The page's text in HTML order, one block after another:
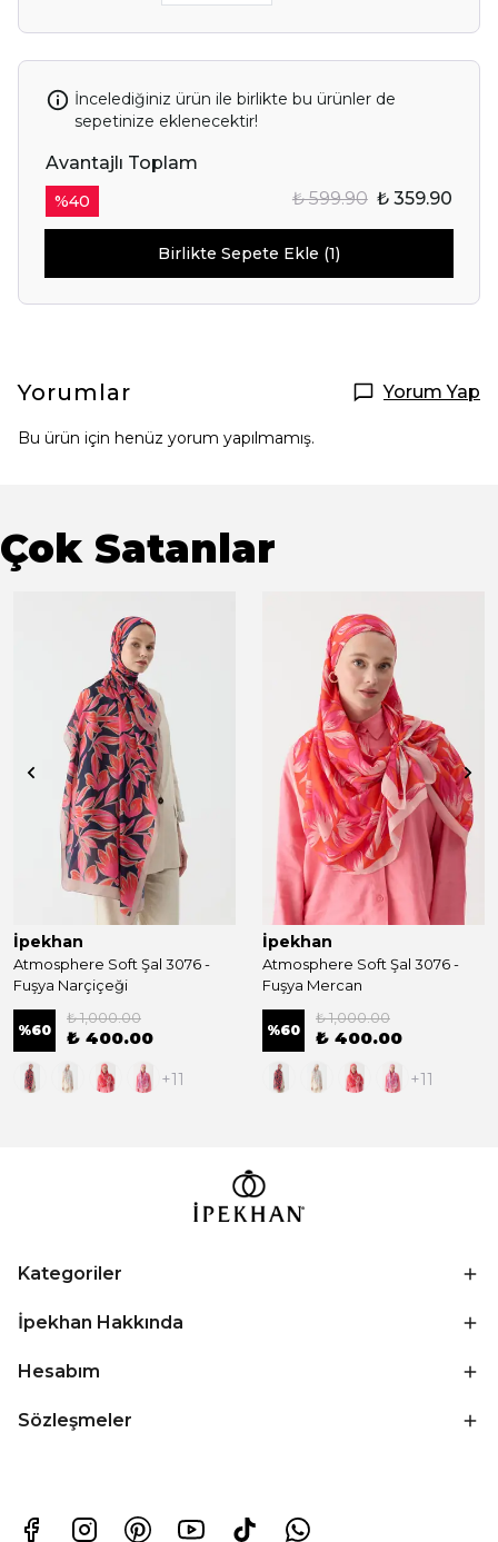
İncelediğiniz ürün ile birlikte bu ürünler de
sepetinize eklenecektir!
Avantajlı Toplam
%40 ₺ 599.90 ₺ 359.90
Birlikte Sepete Ekle (1)
Yorumlar Yorum Yap
Bu ürün için henüz yorum yapılmamış.
Çok Satanlar
İpekhan
Atmosphere Soft Şal 3076 -
Fuşya Narçiçeği
%60
₺ 1,000.00
₺ 400.00
+11
İpekhan
Atmosphere Soft Şal 3076 -
Fuşya Mercan
%60
₺ 1,000.00
₺ 400.00
+11
Kategoriler
İpekhan Hakkında
Hesabım
Sözleşmeler